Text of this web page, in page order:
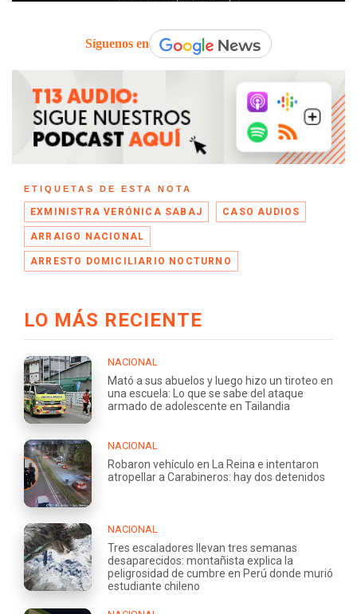
Síguenos en
ETIQUETAS DE ESTA NOTA
EXMINISTRA VERÓNICA SABAJ CASO AUDIOS
ARRAIGO NACIONAL
ARRESTO DOMICILIARIO NOCTURNO
LO MÁS RECIENTE
NACIONAL
Mató a sus abuelos y luego hizo un tiroteo en
una escuela: Lo que se sabe del ataque
armado de adolescente en Tailandia
NACIONAL
Robaron vehículo en La Reina e intentaron
atropellar a Carabineros: hay dos detenidos
NACIONAL
Tres escaladores llevan tres semanas
desaparecidos: montañista explica la
peligrosidad de cumbre en Perú donde murió
estudiante chileno